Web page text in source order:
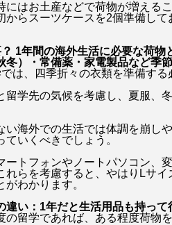
にはお土産などで荷物が増える
からスーツケースを2個準備し
1年間の海外生活に必要な荷物
冬）・常備薬・家電製品など季
は、四季折々の衣類を準備する
留学先の気候を考慮し、夏服、
い海外での生活では体調を崩し
ていくべきでしょう。
ートフォンやノートパソコン、
れらを考慮すると、やはりLサ
がわかります。
違い：1年だと生活用品も持っ
の留学であれば、ある程度荷物